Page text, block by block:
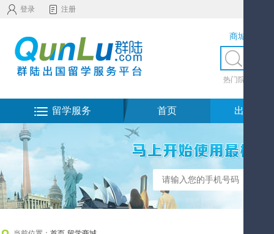
登录 注册
商城服务
热门院校
留学服务 首页 出国留学